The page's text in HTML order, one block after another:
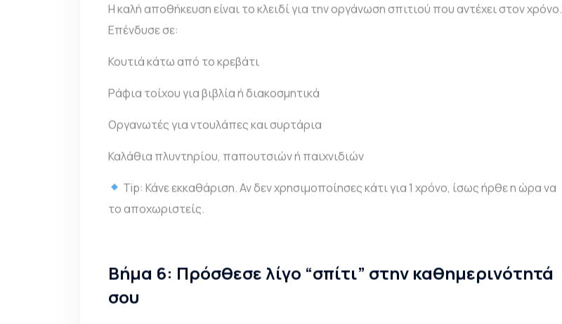
Η καλή αποθήκευση είναι το κλειδί για την οργάνωση σπιτιού που αντέχει στον χρόνο.
Επένδυσε σε:
Κουτιά κάτω από το κρεβάτι
Ράφια τοίχου για βιβλία ή διακοσμητικά
Οργανωτές για ντουλάπες και συρτάρια
Καλάθια πλυντηρίου, παπουτσιών ή παιχνιδιών
Tip: Κάνε εκκαθάριση. Αν δεν χρησιμοποίησες κάτι για 1 χρόνο, ίσως ήρθε η ώρα να
το αποχωριστείς.
Βήμα 6: Πρόσθεσε λίγο “σπίτι” στην καθημερινότητά
σου